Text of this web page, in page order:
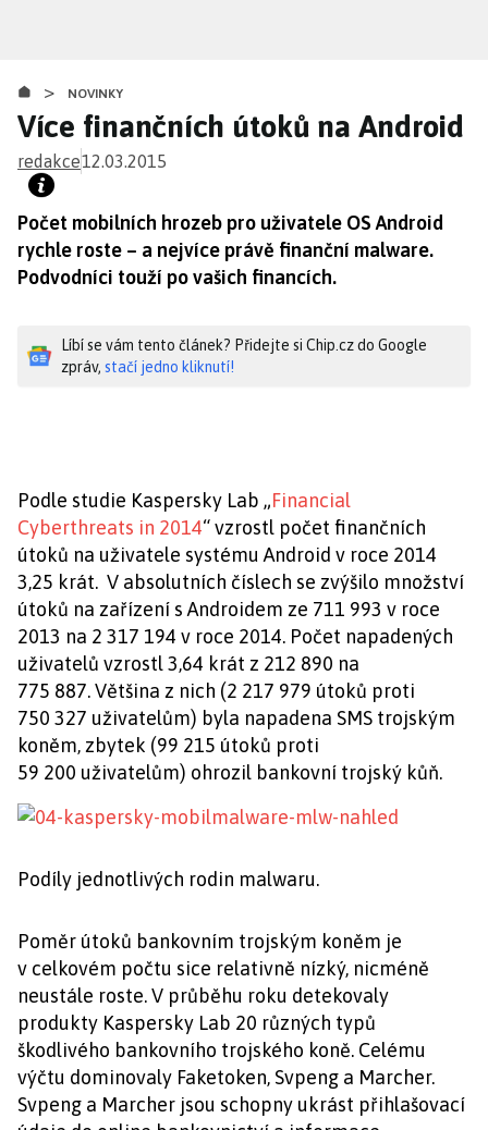
obsahu
> NOVINKY
Více finančních útoků na Android
redakce12.03.2015
Počet mobilních hrozeb pro uživatele OS Android
rychle roste – a nejvíce právě finanční malware.
Podvodníci touží po vašich financích.
Líbí se vám tento článek? Přidejte si Chip.cz do Google
zpráv, stačí jedno kliknutí!
Podle studie Kaspersky Lab „Financial
Cyberthreats in 2014“ vzrostl počet finančních
útoků na uživatele systému Android v roce 2014
3,25 krát. V absolutních číslech se zvýšilo množství
útoků na zařízení s Androidem ze 711 993 v roce
2013 na 2 317 194 v roce 2014. Počet napadených
uživatelů vzrostl 3,64 krát z 212 890 na
775 887. Většina z nich (2 217 979 útoků proti
750 327 uživatelům) byla napadena SMS trojským
koněm, zbytek (99 215 útoků proti
59 200 uživatelům) ohrozil bankovní trojský kůň.
Podíly jednotlivých rodin malwaru.
Poměr útoků bankovním trojským koněm je
v celkovém počtu sice relativně nízký, nicméně
neustále roste. V průběhu roku detekovaly
produkty Kaspersky Lab 20 různých typů
škodlivého bankovního trojského koně. Celému
výčtu dominovaly Faketoken, Svpeng a Marcher.
Svpeng a Marcher jsou schopny ukrást přihlašovací